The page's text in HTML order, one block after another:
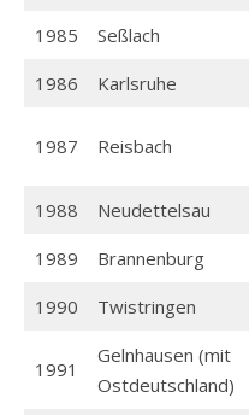
1985
Seßlach
1986
Karlsruhe
1987 Reisbach
1988
Neudettelsau
1989
Brannenburg
1990
Twistringen
1991
Gelnhausen (mit
Ostdeutschland)